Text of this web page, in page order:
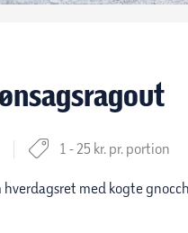
1 - 25 kr. pr. portion
med kogte